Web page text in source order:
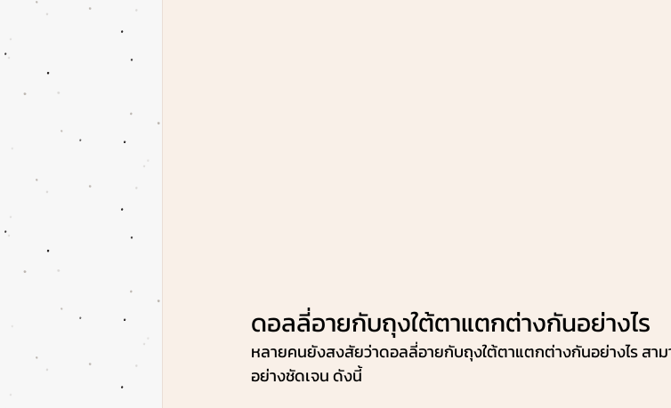
ดอลลี่อายกับถุงใต้ตาแตกต่างกันอย่างไร
หลายคนยังสงสัยว่าดอลลี่อายกับถุงใต้ตาแตกต่างกันอย่างไร สา
อย่างชัดเจน ดังนี้